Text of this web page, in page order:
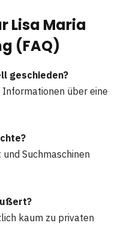
Lisa Maria
(FAQ)
geschieden?
über eine
Suchmaschinen
kaum zu privaten